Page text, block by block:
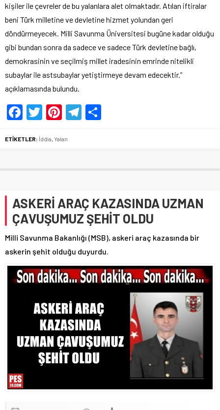
kişiler ile çevreler de bu yalanlara alet olmaktadır. Atılan iftiralar
beni Türk milletine ve devletine hizmet yolundan geri
döndürmeyecek. Milli Savunma Üniversitesi bugüne kadar olduğu
gibi bundan sonra da sadece ve sadece Türk devletine bağlı,
demokrasinin ve seçilmiş millet iradesinin emrinde nitelikli
subaylar ile astsubaylar yetiştirmeye devam edecektir.”
açıklamasında bulundu.
Facebook
Twitter
Pinterest
Telegram
ETİKETLER: İddia Yalan
ASKERİ ARAÇ KAZASINDA UZMAN
ÇAVUŞUMUZ ŞEHİT OLDU
Milli Savunma Bakanlığı (MSB), askeri araç kazasında bir
askerin şehit olduğu duyurdu.